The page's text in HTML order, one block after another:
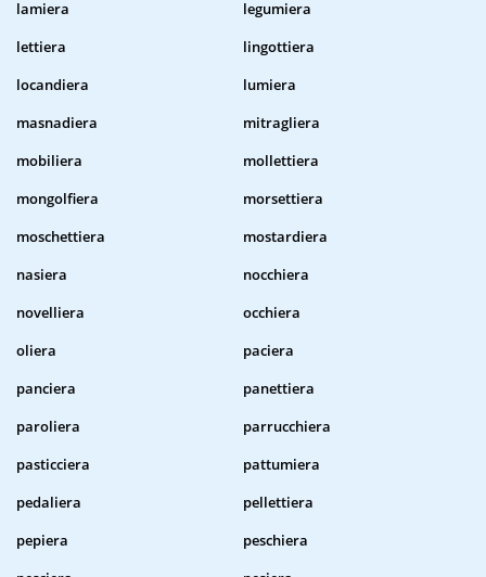
lamiera
legumiera
lettiera
lingottiera
locandiera
lumiera
masnadiera
mitragliera
mobiliera
mollettiera
mongolfiera
morsettiera
moschettiera
mostardiera
nasiera
nocchiera
novelliera
occhiera
oliera
paciera
panciera
panettiera
paroliera
parrucchiera
pasticciera
pattumiera
pedaliera
pellettiera
pepiera
peschiera